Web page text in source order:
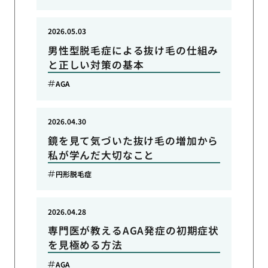
男性型脱毛症による抜け毛の仕組み
と正しい対策の基本
2026.05.03
AGA
鏡を見て気づいた抜け毛の増加から
私が学んだ大切なこと
2026.04.30
円形脱毛症
専門医が教えるAGA発症の初期症状
を見極める方法
2026.04.28
AGA